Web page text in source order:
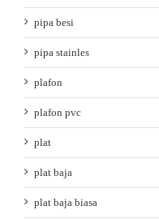
pipa besi
pipa stainles
plafon
plafon pvc
plat
plat baja
plat baja biasa